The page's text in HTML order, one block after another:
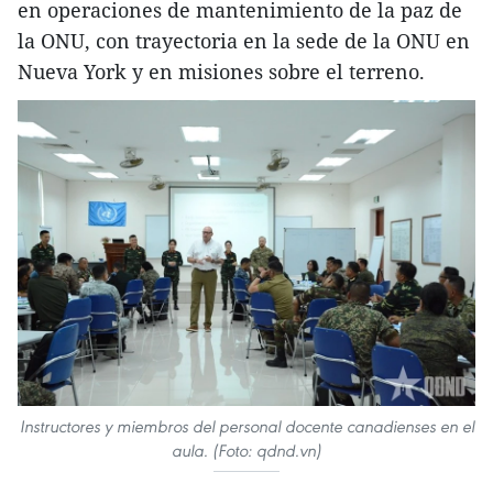
en operaciones de mantenimiento de la paz de
la ONU, con trayectoria en la sede de la ONU en
Nueva York y en misiones sobre el terreno.
Instructores y miembros del personal docente canadienses en el
aula. (Foto: qdnd.vn)